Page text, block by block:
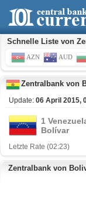
Schnelle Liste von
AZN AUD
Zentralbank von
Update: 06 April 2015,
1
Bolívar
Letzte Rate (02:23)
Zentralbank von